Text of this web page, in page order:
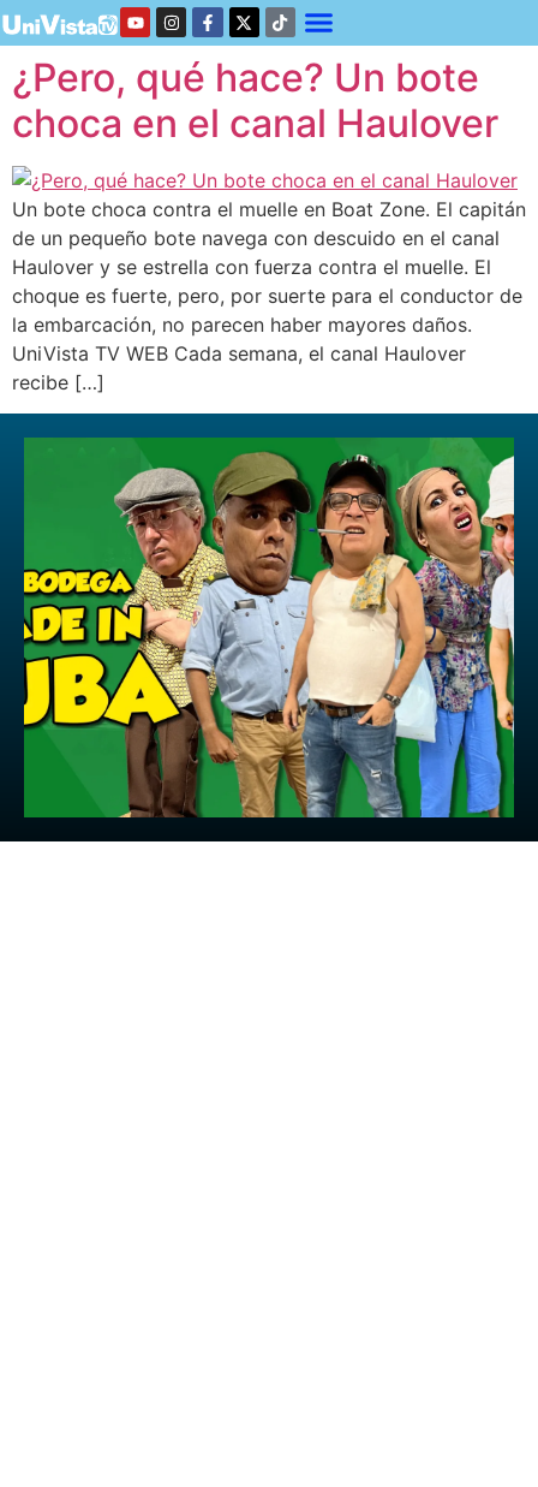
¿Pero, qué hace? Un bote
choca en el canal Haulover
Un bote choca contra el muelle en Boat Zone. El capitán
de un pequeño bote navega con descuido en el canal
Haulover y se estrella con fuerza contra el muelle. El
choque es fuerte, pero, por suerte para el conductor de
la embarcación, no parecen haber mayores daños.
UniVista TV WEB Cada semana, el canal Haulover
recibe […]